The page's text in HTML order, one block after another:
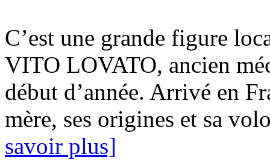
C’est une grande figure
VITO LOVATO, ancien
début d’année. Arrivé en
mère, ses origines et sa
savoir plus]